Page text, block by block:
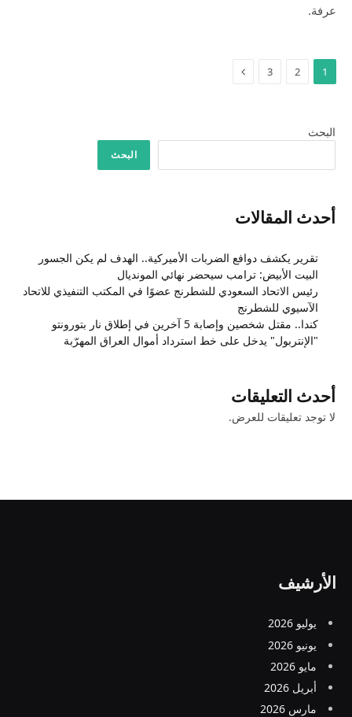
عرفة.
1
2
3 التالي
البحث
البحث
أحدث المقالات
تقرير يكشف دوافع الضربات الأميركية.. الهدف لم يكن الجسور
البيت الأبيض: ترامب سيحضر نهائي المونديال
رئيس الاتحاد السعودي للشطرنج عضوًا في المكتب التنفيذي للاتحاد
الآسيوي للشطرنج
كندا.. مقتل شخصين وإصابة 5 آخرين في إطلاق نار بتورونتو
"الإنتربول" يدخل على خط استرداد أموال العراق المهرّبة
أحدث التعليقات
لا توجد تعليقات للعرض.
الأرشيف
يوليو 2026
يونيو 2026
مايو 2026
أبريل 2026
مارس 2026